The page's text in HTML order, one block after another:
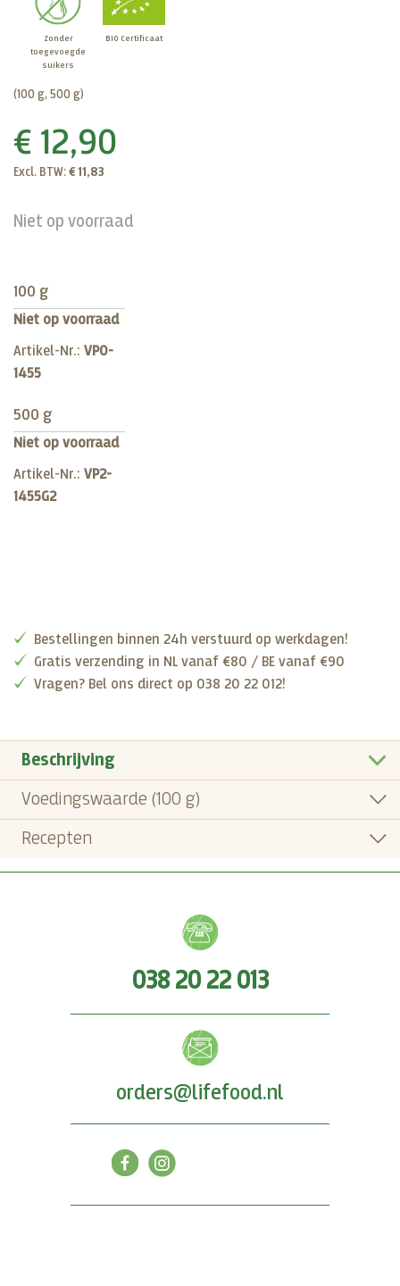
Zonder
toegevoegde
suikers
BIO Certificaat
(100 g, 500 g)
€ 12,90
Excl. BTW: € 11,83
Niet op voorraad
100 g
Niet op voorraad
Artikel-Nr.: VP0-
1455
500 g
Niet op voorraad
Artikel-Nr.: VP2-
1455G2
Bestellingen binnen 24h verstuurd op werkdagen!
Gratis verzending in NL vanaf €80 / BE vanaf €90
Vragen? Bel ons direct op 038 20 22 012!
Beschrijving
Voedingswaarde (100 g)
Recepten
038 20 22 013
orders@lifefood.nl